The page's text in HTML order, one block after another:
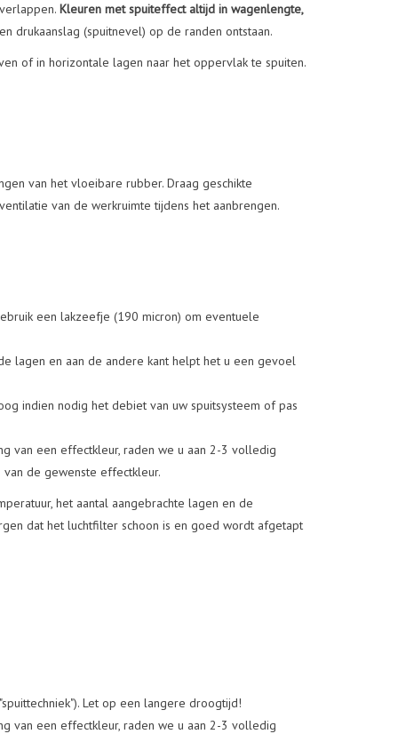
Kleuren met spuiteffect altijd in wagenlengte,
drukaanslag (spuitnevel) op de randen ontstaan.
of in horizontale lagen naar het oppervlak te spuiten.
van het vloeibare rubber. Draag geschikte
van de werkruimte tijdens het aanbrengen.
een lakzeefje (190 micron) om eventuele
lagen en aan de andere kant helpt het u een gevoel
indien nodig het debiet van uw spuitsysteem of pas
van een effectkleur, raden we u aan 2-3 volledig
de gewenste effectkleur.
het aantal aangebrachte lagen en de
dat het luchtfilter schoon is en goed wordt afgetapt
Let op een langere droogtijd!
van een effectkleur, raden we u aan 2-3 volledig